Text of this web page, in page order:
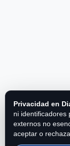
Privacidad en
ni identificadores
externos no
aceptar o